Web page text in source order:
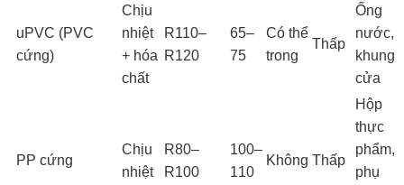
uPVC (PVC
cứng)
Chịu
nhiệt
+ hóa
chất
R110–
R120
65–
75
Có thể
trong
Thấp
Ống
nước,
khung
cửa
PP cứng
Chịu
nhiệt
R80–
R100
100–
110
Không Thấp
Hộp
thực
phẩm,
phụ